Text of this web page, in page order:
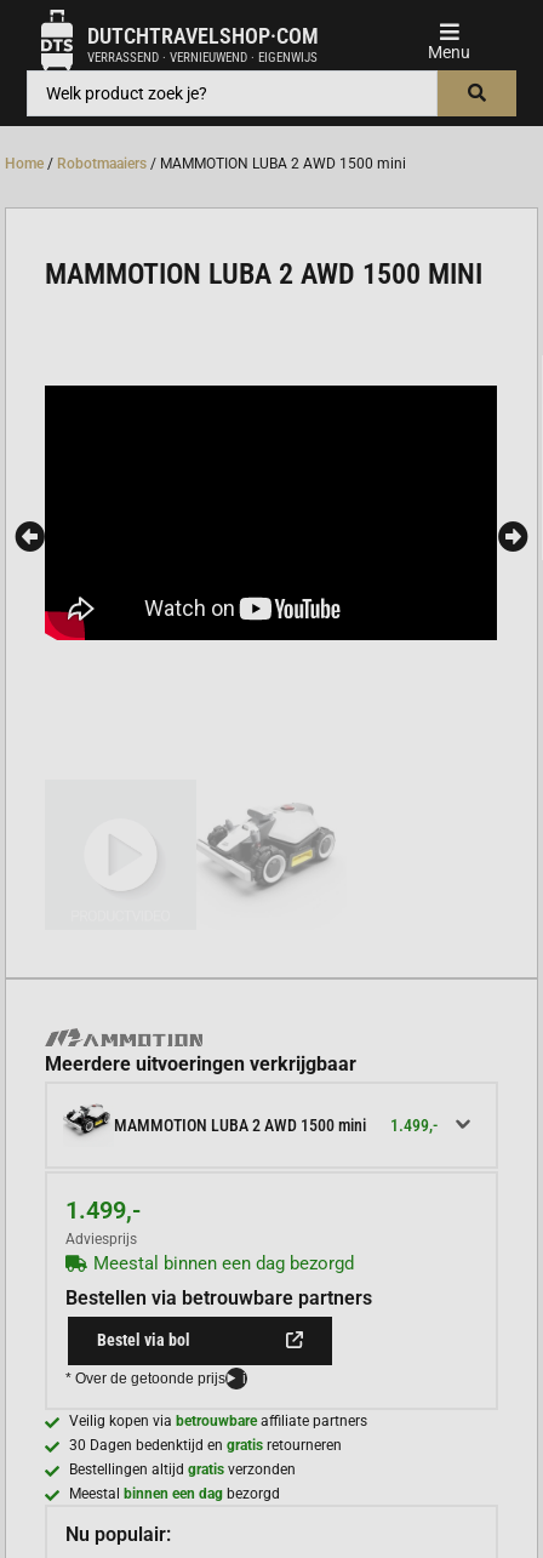
DUTCHTRAVELSHOP·COM
VERRASSEND · VERNIEUWEND · EIGENWIJS
Home / Robotmaaiers / MAMMOTION LUBA 2 AWD 1500 mini
MAMMOTION LUBA 2 AWD 1500 MINI
Meerdere uitvoeringen verkrijgbaar
MAMMOTION LUBA 2 AWD 1500 mini 1.499,-
1.499,-
Adviesprijs
Meestal binnen een dag bezorgd
Bestellen via betrouwbare partners
Bestel via bol
* Over de getoonde prijs i
Veilig kopen viabetrouwbareaffiliate partners
30 Dagen bedenktijd engratis retourneren
Bestellingen altijdgratisverzonden
Meestalbinnen een dag bezorgd
Nu populair: